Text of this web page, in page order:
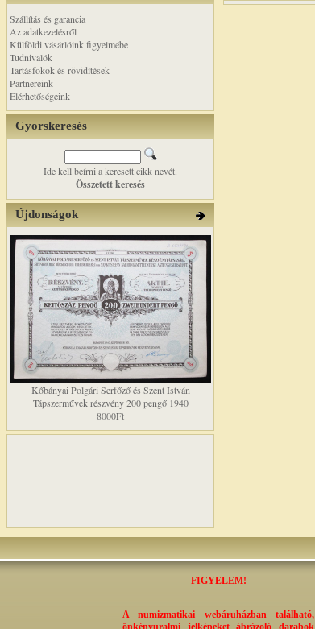
Szállítás és garancia
Az adatkezelésről
Külföldi vásárlóink figyelmébe
Tudnivalók
Tartásfokok és rövidítések
Partnereink
Elérhetőségeink
Gyorskeresés
Ide kell beírni a keresett cikk nevét.
Összetett keresés
Újdonságok
Kőbányai Polgári Serfőző és Szent István
Tápszerművek részvény 200 pengő 1940
8000Ft
FIGYELEM!
A numizmatikai webáruházban található,
önkényuralmi jelképeket ábrázoló darabok